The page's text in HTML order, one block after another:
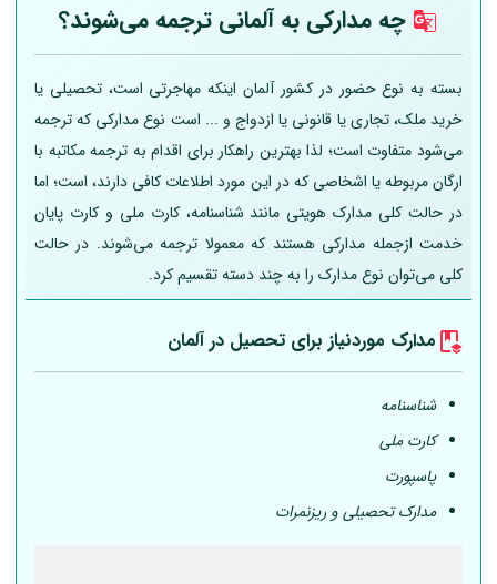
چه مدارکی بهآلمانی ترجمه می‌شوند؟
بسته به نوع حضور در کشور آلمان اینکه مهاجرتی است، تحصیلی یا
خرید ملک، تجاری یا قانونی یا ازدواج و ... است نوع مدارکی که ترجمه
می‌شود متفاوت است؛ لذا بهترین راهکار برای اقدام به ترجمه مکاتبه با
ارگان مربوطه یا اشخاصی که در این مورد اطلاعات کافی دارند، است؛ اما
در حالت کلی مدارک هویتی مانند شناسنامه، کارت ملی و کارت پایان
خدمت ازجمله مدارکی هستند که معمولا ترجمه می‌شوند. در حالت
کلی می‌توان نوع مدارک را به چند دسته تقسیم کرد.
مدارک موردنیاز برای تحصیل درآلمان
شناسنامه
کارت ملی
پاسپورت
مدارک تحصیلی و ریزنمرات